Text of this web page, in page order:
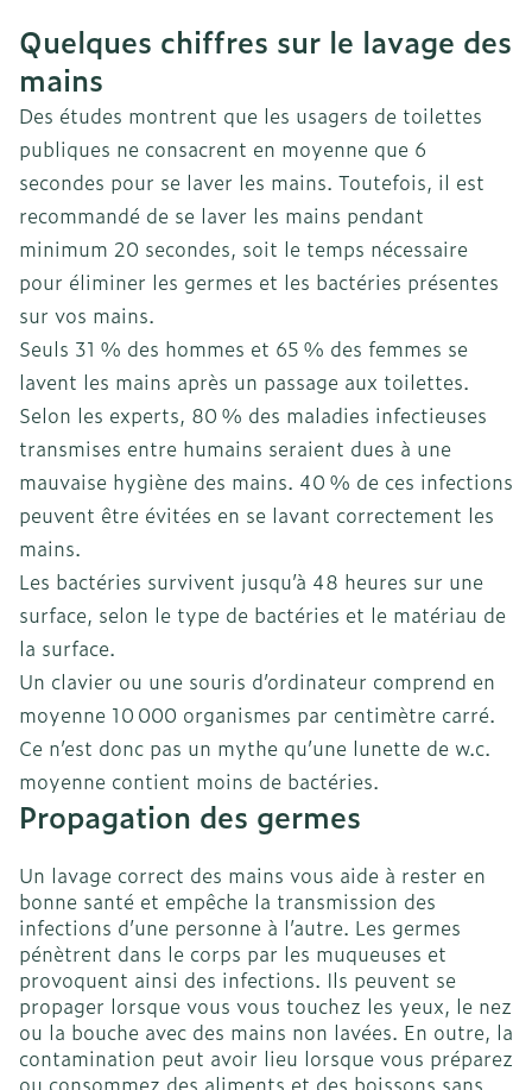
Quelques chiffres sur le lavage des
mains
Des études montrent que les usagers de toilettes
publiques ne consacrent en moyenne que 6
secondes pour se laver les mains. Toutefois, il est
recommandé de se laver les mains pendant
minimum 20 secondes, soit le temps nécessaire
pour éliminer les germes et les bactéries présentes
sur vos mains.
Seuls 31 % des hommes et 65 % des femmes se
lavent les mains après un passage aux toilettes.
Selon les experts, 80 % des maladies infectieuses
transmises entre humains seraient dues à une
mauvaise hygiène des mains. 40 % de ces infections
peuvent être évitées en se lavant correctement les
mains.
Les bactéries survivent jusqu’à 48 heures sur une
surface, selon le type de bactéries et le matériau de
la surface.
Un clavier ou une souris d’ordinateur comprend en
moyenne 10 000 organismes par centimètre carré.
Ce n’est donc pas un mythe qu’une lunette de w.c.
moyenne contient moins de bactéries.
Propagation des germes
Un lavage correct des mains vous aide à rester en
bonne santé et empêche la transmission des
infections d’une personne à l’autre. Les germes
pénètrent dans le corps par les muqueuses et
provoquent ainsi des infections. Ils peuvent se
propager lorsque vous vous touchez les yeux, le nez
ou la bouche avec des mains non lavées. En outre, la
contamination peut avoir lieu lorsque vous préparez
ou consommez des aliments et des boissons sans